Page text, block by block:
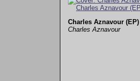
Charles Aznavour (EP)
Charles Aznavour